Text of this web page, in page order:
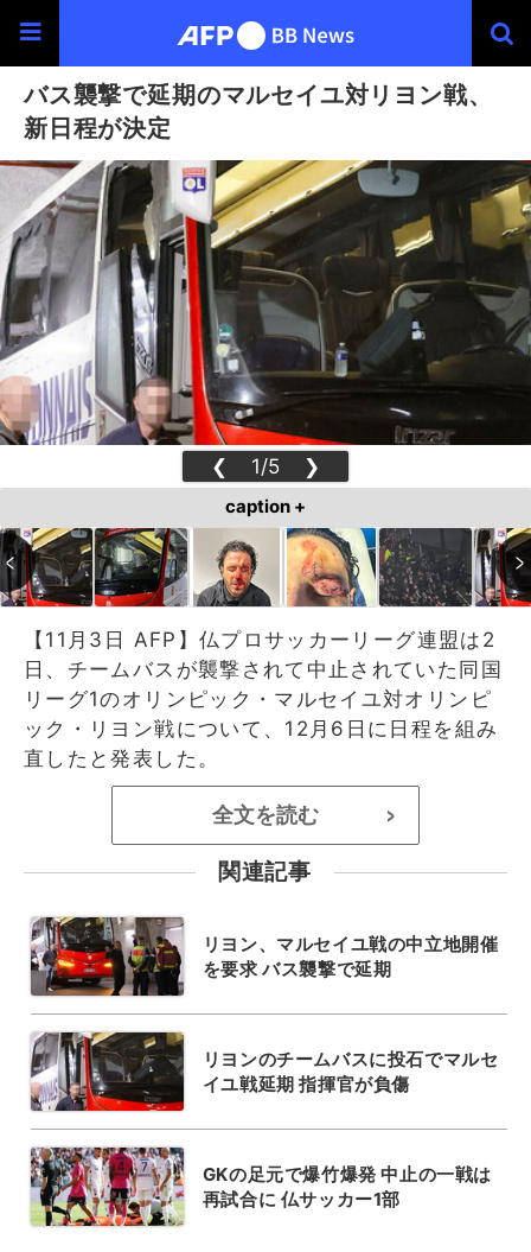
バス襲撃で延期のマルセイユ対リヨン戦、
新日程が決定
❮ 1/5 ❯
caption +
【11月3日 AFP】仏プロサッカーリーグ連盟は2
日、チームバスが襲撃されて中止されていた同国
リーグ1のオリンピック・マルセイユ対オリンピ
ック・リヨン戦について、12月6日に日程を組み
直したと発表した。
全文を読む >
関連記事
リヨン、マルセイユ戦の中立地開催
を要求 バス襲撃で延期
リヨンのチームバスに投石でマルセ
イユ戦延期 指揮官が負傷
GKの足元で爆竹爆発 中止の一戦は
再試合に 仏サッカー1部